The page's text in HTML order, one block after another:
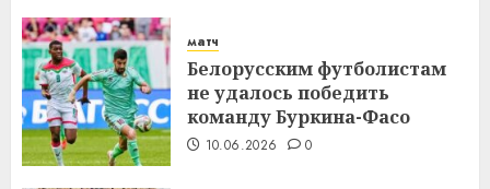
матч
Белорусским футболистам
не удалось победить
команду Буркина-Фасо
10.06.2026 0